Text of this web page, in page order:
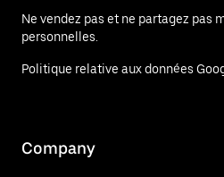
Ne vendez pas et ne partagez pas
personnelles.
Politique relative aux données
Company